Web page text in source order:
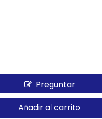
Preguntar
Añadir al carrito